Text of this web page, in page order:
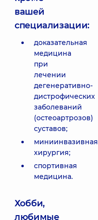
вашей
специализации:
доказательная
медицина
при
лечении
дегенеративно-
дистрофических
заболеваний
(остеоартрозов)
суставов;
миниинвазивная
хирургия;
спортивная
медицина.
Хобби,
любимые